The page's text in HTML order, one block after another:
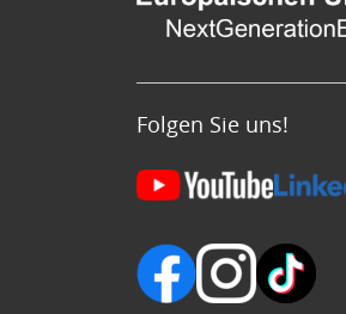
Folgen Sie uns!